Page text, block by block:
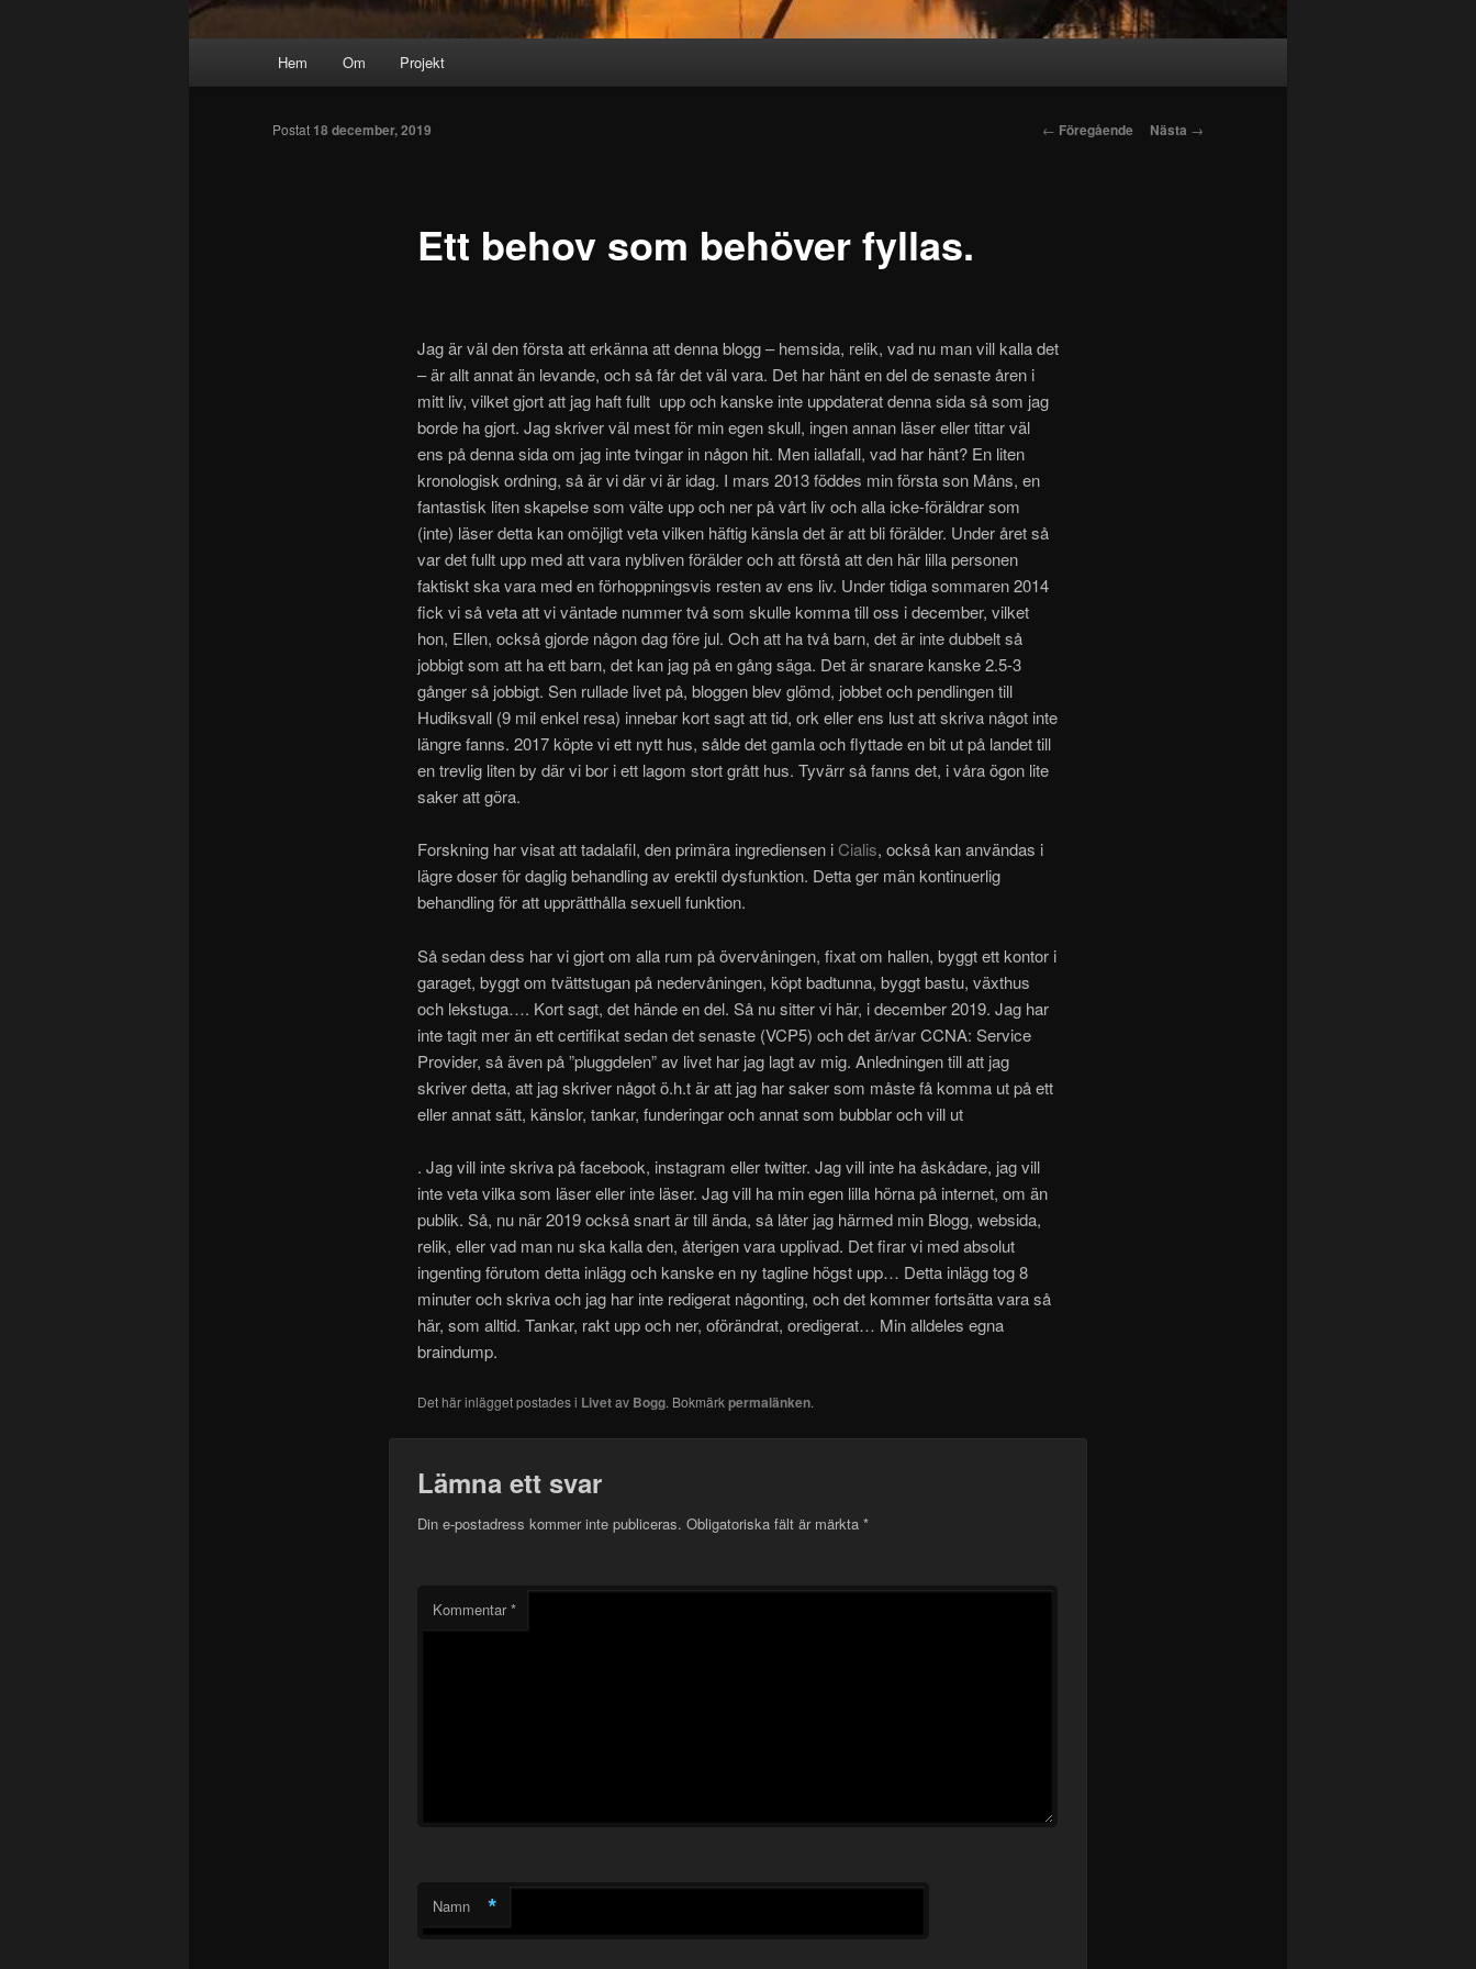
Hoppa
Hem Om Projekt
Inläggsnavigering
← Föregående Nästa →
Ett behov som behöver fyllas.
Postat 18 december, 2019
Jag är väl den första att erkänna att denna blogg – hemsida, relik, vad nu man vill kalla det
– är allt annat än levande, och så får det väl vara. Det har hänt en del de senaste åren i
mitt liv, vilket gjort att jag haft fullt upp och kanske inte uppdaterat denna sida så som jag
borde ha gjort. Jag skriver väl mest för min egen skull, ingen annan läser eller tittar väl
ens på denna sida om jag inte tvingar in någon hit. Men iallafall, vad har hänt? En liten
kronologisk ordning, så är vi där vi är idag. I mars 2013 föddes min första son Måns, en
fantastisk liten skapelse som välte upp och ner på vårt liv och alla icke-föräldrar som
(inte) läser detta kan omöjligt veta vilken häftig känsla det är att bli förälder. Under året så
var det fullt upp med att vara nybliven förälder och att förstå att den här lilla personen
faktiskt ska vara med en förhoppningsvis resten av ens liv. Under tidiga sommaren 2014
fick vi så veta att vi väntade nummer två som skulle komma till oss i december, vilket
hon, Ellen, också gjorde någon dag före jul. Och att ha två barn, det är inte dubbelt så
jobbigt som att ha ett barn, det kan jag på en gång säga. Det är snarare kanske 2.5-3
gånger så jobbigt. Sen rullade livet på, bloggen blev glömd, jobbet och pendlingen till
Hudiksvall (9 mil enkel resa) innebar kort sagt att tid, ork eller ens lust att skriva något inte
längre fanns. 2017 köpte vi ett nytt hus, sålde det gamla och flyttade en bit ut på landet till
en trevlig liten by där vi bor i ett lagom stort grått hus. Tyvärr så fanns det, i våra ögon lite
saker att göra.
Forskning har visat att tadalafil, den primära ingrediensen iCialis, också kan användas i
lägre doser för daglig behandling av erektil dysfunktion. Detta ger män kontinuerlig
behandling för att upprätthålla sexuell funktion.
Så sedan dess har vi gjort om alla rum på övervåningen, fixat om hallen, byggt ett kontor i
garaget, byggt om tvättstugan på nedervåningen, köpt badtunna, byggt bastu, växthus
och lekstuga…. Kort sagt, det hände en del. Så nu sitter vi här, i december 2019. Jag har
inte tagit mer än ett certifikat sedan det senaste (VCP5) och det är/var CCNA: Service
Provider, så även på ”pluggdelen” av livet har jag lagt av mig. Anledningen till att jag
skriver detta, att jag skriver något ö.h.t är att jag har saker som måste få komma ut på ett
eller annat sätt, känslor, tankar, funderingar och annat som bubblar och vill ut
. Jag vill inte skriva på facebook, instagram eller twitter. Jag vill inte ha åskådare, jag vill
inte veta vilka som läser eller inte läser. Jag vill ha min egen lilla hörna på internet, om än
publik. Så, nu när 2019 också snart är till ända, så låter jag härmed min Blogg, websida,
relik, eller vad man nu ska kalla den, återigen vara upplivad. Det firar vi med absolut
ingenting förutom detta inlägg och kanske en ny tagline högst upp… Detta inlägg tog 8
minuter och skriva och jag har inte redigerat någonting, och det kommer fortsätta vara så
här, som alltid. Tankar, rakt upp och ner, oförändrat, oredigerat… Min alldeles egna
braindump.
Det här inlägget postades i Livetav Bogg. Bokmärkpermalänken.
Lämna ett svar
Din e-postadress kommer inte publiceras. Obligatoriska fält är märkta *
Kommentar*
Namn *